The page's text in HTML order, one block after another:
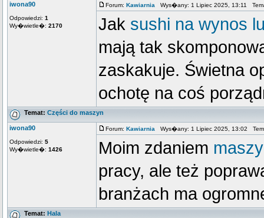
iwona90
Odpowiedzi: 1
Wy�wietle�: 2170
Forum: Kawiarnia Wys�any: 1 Lipiec 2025, 13:11
Jak sushi na wynos
mają tak
zaskakuje. Świetna
ochotę na coś
Temat: Części do maszyn
iwona90
Odpowiedzi: 5
Wy�wietle�: 1426
Forum: Kawiarnia Wys�any: 1 Lipiec 2025, 13:02
Moim zdaniem
pracy, ale też
branżach ma
Temat: Hala